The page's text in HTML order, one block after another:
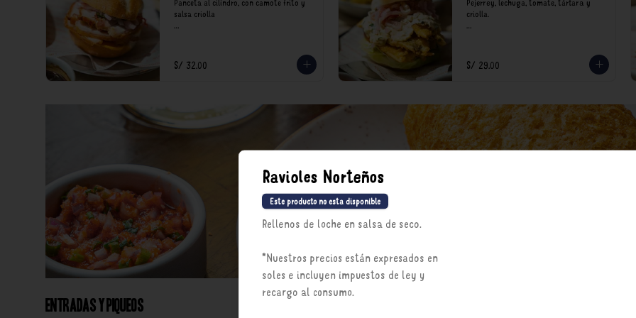
Panceta al cilindro, con camote frito y
salsa criolla
recargo al consumo.
S/ 32.00
Pejerrey, lechuga, tomate, tártara y
criolla.
recargo al consumo.
S/ 29.00
Entradas y Piqueos
Ravioles Norteños
Este producto no esta disponible
Rellenos de loche en salsa de seco.
*Nuestros precios están expresados en
soles e incluyen impuestos de ley y
recargo al consumo.